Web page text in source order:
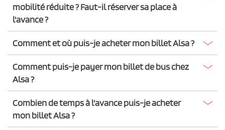
mobilité réduite ? Faut-il réserver sa place à
l'avance ?
Comment et où puis-je acheter mon billet Alsa ?
Comment puis-je payer mon billet de bus chez
Alsa ?
Combien de temps à l'avance puis-je acheter
mon billet Alsa ?